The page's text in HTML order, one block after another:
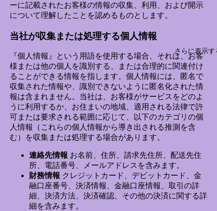
さらに表示す
ーに記載されたお客様の情報の収集、利用、および開示
について理解したことを認めるものとします。
当社が収集または処理する個人情報
『個人情報』という用語を使用する場合、それは、お客
様または他の個人を識別する、または合理的に関連付け
ることができる情報を指します。個人情報には、匿名で
収集された情報や、識別できないように匿名化された情
報は含まれません。当社は、お客様がサービスをどのよ
うに利用するか、お住まいの地域、適用される法律で許
可または要求される範囲に応じて、以下のカテゴリの個
人情報（これらの個人情報から導き出される推測を含
む）を収集または処理する場合があります。
連絡先情報 お名前、住所、請求先住所、配送先住
所、電話番号、メールアドレスを含みます。
財務情報 クレジットカード、デビットカード、金
融口座番号、決済情報、金融口座情報、取引の詳
細、決済方法、決済確認、その他の決済に関する詳
細を含みます。